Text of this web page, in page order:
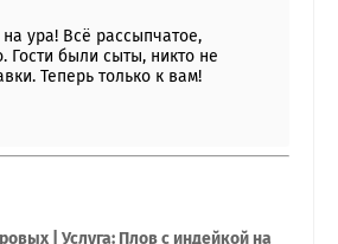
ура! Всё рассыпчатое,
Гости были сыты, никто не
Теперь только к вам!
| Услуга: Плов с индейкой на